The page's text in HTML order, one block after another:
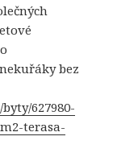
bez
627980-
terasa-